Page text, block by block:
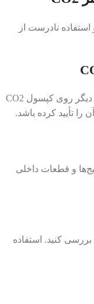
نادرست از
از نصب مانومتر اکسیژن، استیلن یا گازهای دیگر روی کپسول CO2
را تأیید کرده باشد.
و قطعات داخلی
کنید. استفاده